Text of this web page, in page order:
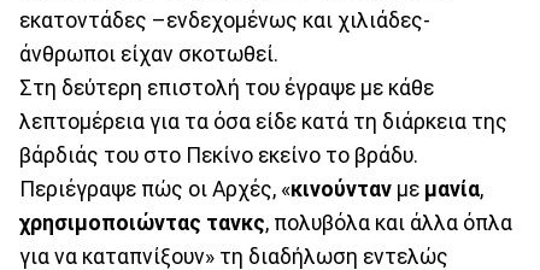
εκατοντάδες –ενδεχομένως και χιλιάδες-
άνθρωποι είχαν σκοτωθεί.
Στη δεύτερη επιστολή του έγραψε με κάθε
λεπτομέρεια για τα όσα είδε κατά τη διάρκεια της
βάρδιάς του στο Πεκίνο εκείνο το βράδυ.
Περιέγραψε πώς οι Αρχές, «κινούνταν με μανία,
χρησιμοποιώντας τανκς, πολυβόλα και άλλα όπλα
για να καταπνίξουν» τη διαδήλωση εντελώς